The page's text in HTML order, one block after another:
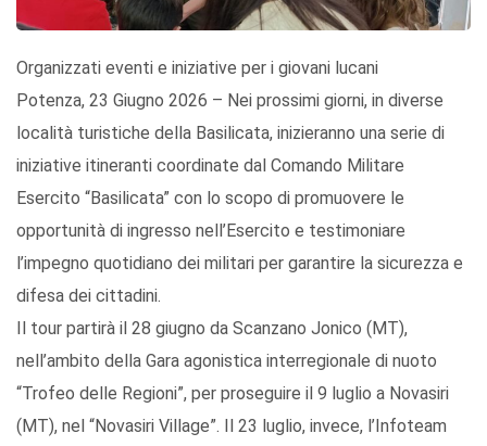
Organizzati eventi e iniziative per i giovani lucani
Potenza, 23 Giugno 2026 – Nei prossimi giorni, in diverse
località turistiche della Basilicata, inizieranno una serie di
iniziative itineranti coordinate dal Comando Militare
Esercito “Basilicata” con lo scopo di promuovere le
opportunità di ingresso nell’Esercito e testimoniare
l’impegno quotidiano dei militari per garantire la sicurezza e
difesa dei cittadini.
Il tour partirà il 28 giugno da Scanzano Jonico (MT),
nell’ambito della Gara agonistica interregionale di nuoto
“Trofeo delle Regioni”, per proseguire il 9 luglio a Novasiri
(MT), nel “Novasiri Village”. Il 23 luglio, invece, l’Infoteam